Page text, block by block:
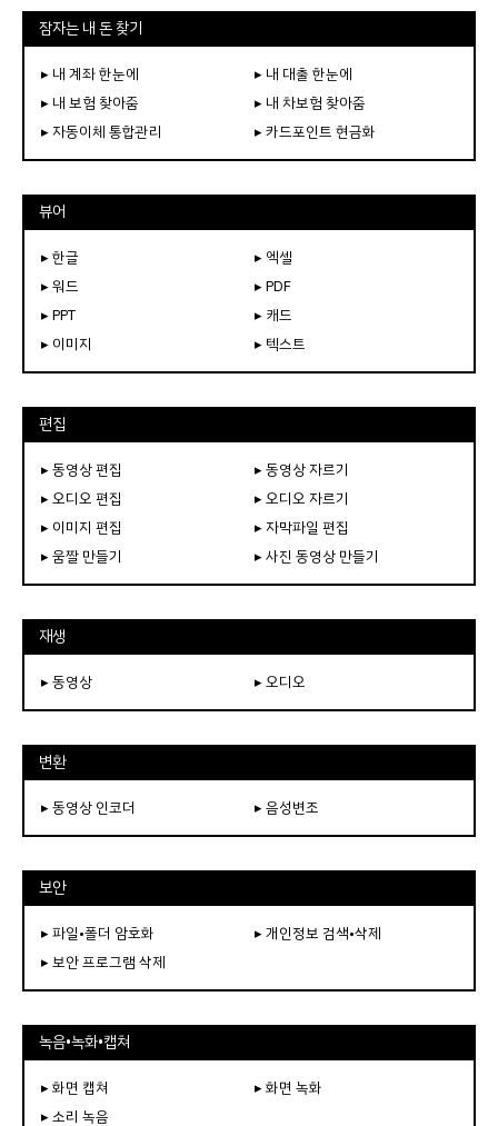
잠자는 내 돈 찾기
▸ 내 계좌 한눈에
▸ 내 대출 한눈에
▸ 내 보험 찾아줌
▸ 내 차보험 찾아줌
▸ 자동이체 통합관리
▸ 카드포인트 현금화
뷰어
▸ 한글
▸ 엑셀
▸ 워드
▸ PDF
▸ PPT
▸ 캐드
▸ 이미지
▸ 텍스트
편집
▸ 동영상 편집
▸ 동영상 자르기
▸ 오디오 편집
▸ 오디오 자르기
▸ 이미지 편집
▸ 자막파일 편집
▸ 움짤 만들기
▸ 사진 동영상 만들기
재생
▸ 동영상 ▸ 오디오
변환
▸ 동영상 인코더 ▸ 음성변조
보안
▸ 파일•폴더 암호화
▸ 개인정보 검색•삭제
▸ 보안 프로그램 삭제
녹음•녹화•캡쳐
▸ 화면 캡쳐
▸ 화면 녹화
▸ 소리 녹음